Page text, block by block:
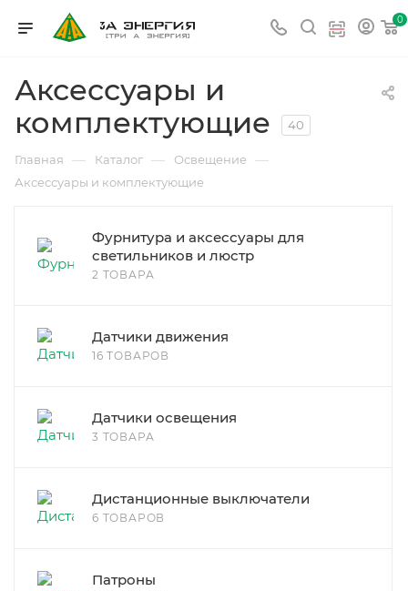
0
Аксессуары и
комплектующие
40
Главная — Каталог — Освещение —
Аксессуары и комплектующие
Фурнитура и аксессуары для
светильников и люстр
2 ТОВАРА
Датчики движения
16 ТОВАРОВ
Датчики освещения
3 ТОВАРА
Дистанционные выключатели
6 ТОВАРОВ
Патроны